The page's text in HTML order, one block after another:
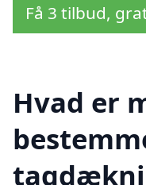
Få 3 tilbud,
Hvad er